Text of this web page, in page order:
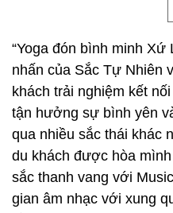
“Yoga đón bình minh Xứ
nhấn của Sắc Tự Nhiên
khách trải nghiệm kết
tận hưởng sự bình yên
qua nhiều sắc thái khác
du khách được hòa
sắc thanh vang với
gian âm nhạc với xung